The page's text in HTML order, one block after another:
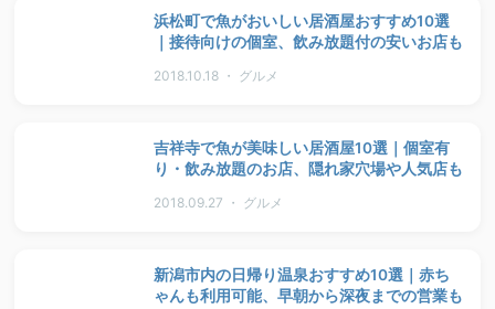
浜松町で魚がおいしい居酒屋おすすめ10選
｜接待向けの個室、飲み放題付の安いお店も
2018.10.18 ・ グルメ
吉祥寺で魚が美味しい居酒屋10選｜個室有
り・飲み放題のお店、隠れ家穴場や人気店も
2018.09.27 ・ グルメ
新潟市内の日帰り温泉おすすめ10選｜赤ち
ゃんも利用可能、早朝から深夜までの営業も